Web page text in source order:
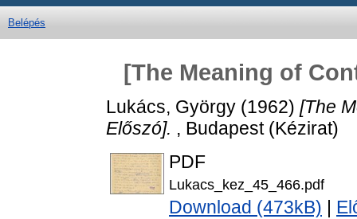
Belépés
[The Meaning of
Lukács, György (1962) [The
Előszó]. , Budapest (Kézirat)
PDF
Lukacs_kez_45_466.pdf
Download (473kB)